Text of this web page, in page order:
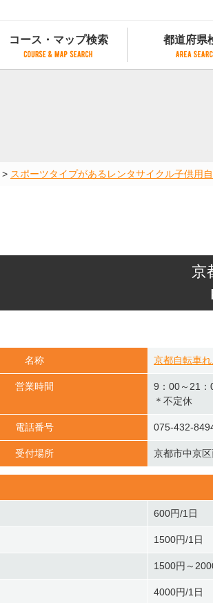
コース・マップ検索 都道府県
都道府県別サイクリン
都道府県アクセスラン
> スポーツタイプがあるレンタサイクル子供用
京
名称 京都自転車
営業時間
9：00～21：
＊不定休
電話番号 075-432-
受付場所 京都市中京
600円/1日
1500円/1日
1500円～
4000円/1日